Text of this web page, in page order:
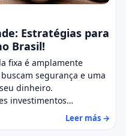
Estratégias para
Brasil!
fixa é amplamente
segurança e uma
dinheiro.
investimentos…
Leer más →